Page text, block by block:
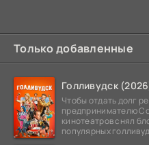
Только добавленные
Голливудск
Чтобы отдать долг
предпринимателю
кинотеатров снял
популярных